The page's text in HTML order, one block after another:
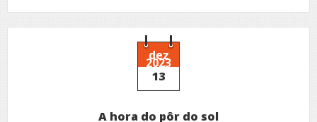
Negras
dez
2023
13
A hora do pôr do sol